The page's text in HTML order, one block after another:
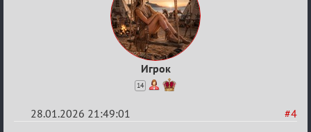
Игрок
14
#4
28.01.2026 21:49:01